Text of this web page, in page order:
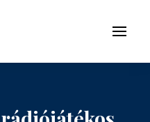
Menü